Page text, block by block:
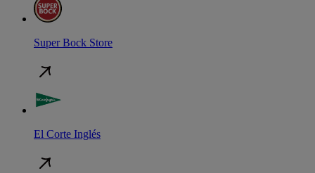
Super Bock Store
El Corte Inglés